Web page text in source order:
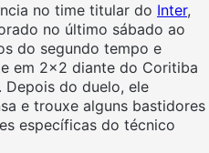
no time titular do Inter,
no último sábado ao
do segundo tempo e
em 2×2 diante do Coritiba
. Depois do duelo, ele
e trouxe alguns bastidores
específicas do técnico